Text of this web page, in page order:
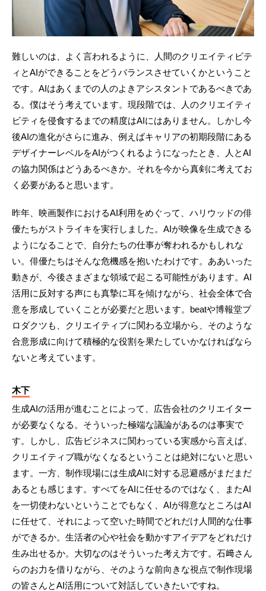
難しいのは、よく言われるように、人間のクリエイティビテ
ィとAIができることをどうバランスさせていくかということ
です。AIはあくまでの人のよきアシスタントであるべきであ
る。僕はそう考えています。現段階では、人のクリエイティ
ビティを侵食するまでの精度はAIにはありません。しかし今
後AIの進化がさらに進み、例えばキャリアの初期段階にある
デザイナーレベルをAIがつくれるようになったとき、人とAI
の協力関係はどうあるべきか。それを今から真剣に考えてお
く必要があると思います。
昨年、映画製作におけるAI利用をめぐって、ハリウッドの俳
優たちがストライキを実行しました。AIが映像を生成できる
ようになることで、自分たちの仕事が奪われるかもしれな
い。俳優たちはそんな危機感を抱いたわけです。ああいった
動きが、今後さまざまな領域で起こる可能性があります。AI
活用に反対する声にも真摯に耳を傾けながら、社会全体で合
意を形成していくことが必要だと思います。beatや博報堂プ
ロダクツも、クリエイティブに関わる立場から、そのような
合意形成に向けて積極的な役割を果たしていかなければなら
ないと考えています。
木下
生成AIの活用が進むことによって、広告会社のクリエイター
が必要なくなる。そういった極端な議論があるのは事実で
す。しかし、広告ビジネスに関わっている実感から言えば、
クリエイティブ職がなくなるということは絶対にないと思い
ます。一方、制作現場には生成AIに対する忌避感がまだまだ
あるとも感じます。すべてをAIに任せるのではなく、またAI
を一切使わないということでもなく、AIが得意なところはAI
に任せて、それによって空いた時間でどれだけ人間的な仕事
ができるか。生活者の心や社会を動かすアイデアをどれだけ
生み出せるか。大切なのはそういった考え方です。石﨑さん
らのお力を借りながら、そのような前向きな視点で制作現場
の皆さんとAI活用について対話していきたいですね。